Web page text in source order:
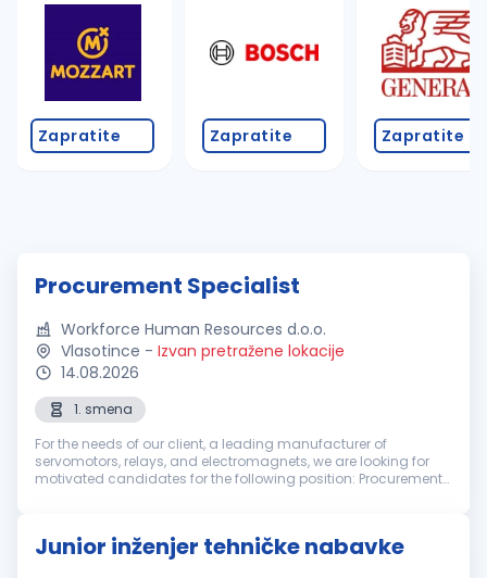
Zapratite Zapratite Zapratite
Procurement Specialist
Workforce Human Resources d.o.o.
Vlasotince - Izvan pretražene lokacije
14.08.2026
1. smena
For the needs of our client, a leading manufacturer of
servomotors, relays, and electromagnets, we are looking for
motivated candidates for the following position: Procurement
Junior inženjer tehničke nabavke